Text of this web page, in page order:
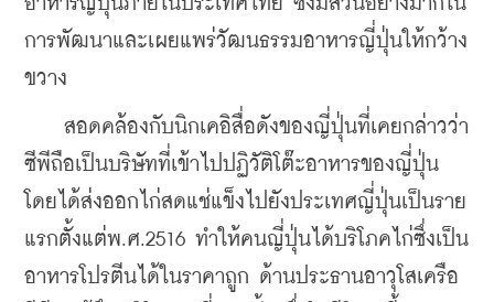
การพัฒนาและเผยแพร่วัฒนธรรมอาหารญี่ปุ่นให้กว้าง
ขวาง
สอดคล้องกับนิกเคอิสื่อดังของญี่ปุ่นที่เคยกล่าวว่า
ซีพีถือเป็นบริษัทที่เข้าไปปฏิวัติโต๊ะอาหารของญี่ปุ่น
โดยได้ส่งออกไก่สดแช่แข็งไปยังประเทศญี่ปุ่นเป็นราย
แรกตั้งแต่พ.ศ.2516 ทำให้คนญี่ปุ่นได้บริโภคไก่ซึ่งเป็น
อาหารโปรตีนได้ในราคาถูก ด้านประธานอาวุโสเครือ